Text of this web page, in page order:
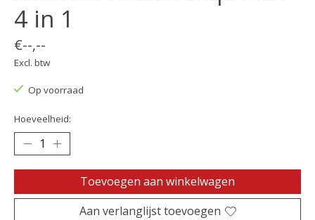
4 in 1
€--,--
Excl. btw
Op voorraad
Hoeveelheid:
Toevoegen aan winkelwagen
Aan verlanglijst toevoegen